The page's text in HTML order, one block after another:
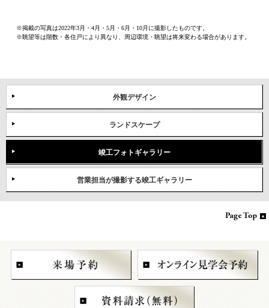
※掲載の写真は2022年3月・4月・5月・6月・10月に撮影したものです。
※眺望等は階数・各住戸により異なり、周辺環境・眺望は将来変わる場合があります。
外観デザイン
ランドスケープ
竣工フォトギャラリー
営業担当が撮影する竣工ギャラリー